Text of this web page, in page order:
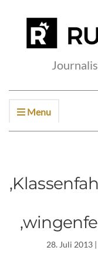
Menu
28. Juli 2013